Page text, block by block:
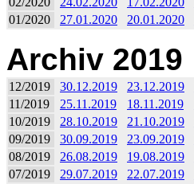
01/2020
27.01.2020 20.01.2020
Archiv 2019
12/2019 30.12.2019 23.12.2019
11/2019
25.11.2019 18.11.2019
10/2019
28.10.2019 21.10.2019
09/2019
30.09.2019 23.09.2019
08/2019
26.08.2019 19.08.2019
07/2019
29.07.2019 22.07.2019